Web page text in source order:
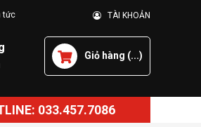
tức TÀI KHOẢN
Giỏ hàng (...)
033.457.7086